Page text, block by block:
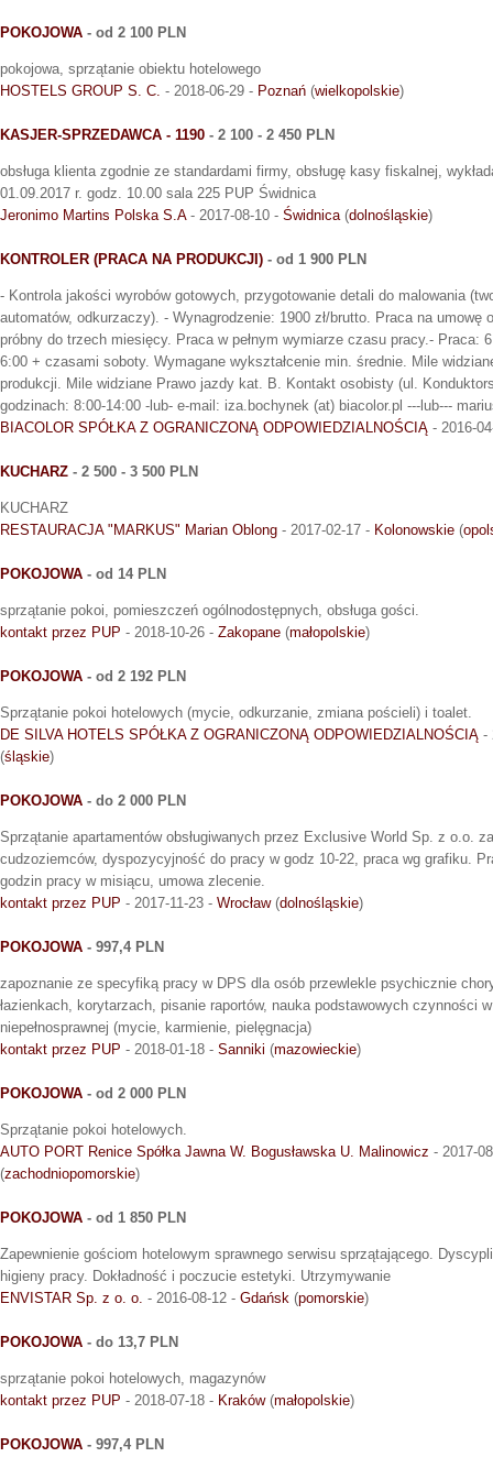
POKOJOWA - od 2 100 PLN
pokojowa, sprzątanie obiektu hotelowego
HOSTELS GROUP S. C. - 2018-06-29 - Poznań (wielkopolskie)
KASJER-SPRZEDAWCA - 1190 - 2 100 - 2 450 PLN
obsługa klienta zgodnie ze standardami firmy, obsługę kasy fiskalnej,
01.09.2017 r. godz. 10.00 sala 225 PUP Świdnica
Jeronimo Martins Polska S.A- 2017-08-10 - Świdnica (dolnośląskie)
KONTROLER (PRACA NA PRODUKCJI) - od 1 900 PLN
- Kontrola jakości wyrobów gotowych, przygotowanie detali do malowania
automatów, odkurzaczy). - Wynagrodzenie: 1900 zł/brutto. Praca na umowę
próbny do trzech miesięcy. Praca w pełnym wymiarze czasu pracy.- Praca:
6:00 + czasami soboty. Wymagane wykształcenie min. średnie. Mile
produkcji. Mile widziane Prawo jazdy kat. B. Kontakt osobisty (ul.
godzinach: 8:00-14:00 -lub- e-mail: iza.bochynek (at) biacolor.pl ---lub---
BIACOLOR SPÓŁKA Z OGRANICZONĄ ODPOWIEDZIALNOŚCIĄ - 2016-
KUCHARZ - 2 500 - 3 500 PLN
KUCHARZ
RESTAURACJA "MARKUS" Marian Oblong - 2017-02-17 - Kolonowskie (
POKOJOWA - od 14 PLN
sprzątanie pokoi, pomieszczeń ogólnodostępnych, obsługa gości.
kontakt przez PUP - 2018-10-26 - Zakopane (małopolskie)
POKOJOWA - od 2 192 PLN
Sprzątanie pokoi hotelowych (mycie, odkurzanie, zmiana pościeli) i toalet.
DE SILVA HOTELS SPÓŁKA Z OGRANICZONĄ ODPOWIEDZIALNOŚCIĄ -
(śląskie)
POKOJOWA - do 2 000 PLN
Sprzątanie apartamentów obsługiwanych przez Exclusive World Sp. z o.o.
cudzoziemców, dyspozycyjność do pracy w godz 10-22, praca wg grafiku.
godzin pracy w misiącu, umowa zlecenie.
kontakt przez PUP - 2017-11-23 - Wrocław(dolnośląskie)
POKOJOWA - 997,4 PLN
zapoznanie ze specyfiką pracy w DPS dla osób przewlekle psychicznie
łazienkach, korytarzach, pisanie raportów, nauka podstawowych czynności
niepełnosprawnej (mycie, karmienie, pielęgnacja)
kontakt przez PUP - 2018-01-18 - Sanniki (mazowieckie)
POKOJOWA - od 2 000 PLN
Sprzątanie pokoi hotelowych.
AUTO PORT Renice Spółka Jawna W. Bogusławska U. Malinowicz - 2017-
(zachodniopomorskie)
POKOJOWA - od 1 850 PLN
Zapewnienie gościom hotelowym sprawnego serwisu sprzątającego.
higieny pracy. Dokładność i poczucie estetyki. Utrzymywanie
ENVISTAR Sp. z o. o. - 2016-08-12 - Gdańsk (pomorskie)
POKOJOWA - do 13,7 PLN
sprzątanie pokoi hotelowych, magazynów
kontakt przez PUP - 2018-07-18 - Kraków(małopolskie)
POKOJOWA - 997,4 PLN